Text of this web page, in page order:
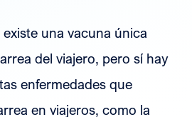
una vacuna única
del viajero, pero sí hay
enfermedades que
en viajeros, como la